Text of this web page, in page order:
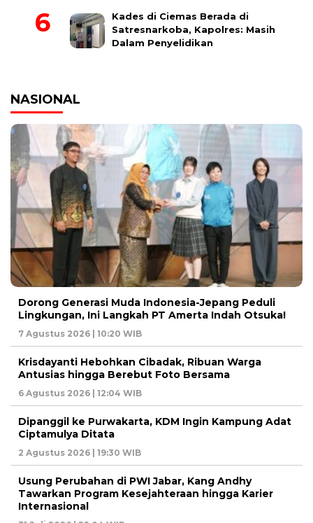
Kades di Ciemas Berada di
Satresnarkoba, Kapolres: Masih
Dalam Penyelidikan
NASIONAL
Dorong Generasi Muda Indonesia-Jepang Peduli
Lingkungan, Ini Langkah PT Amerta Indah Otsuka!
7 Agustus 2026 | 10:20 WIB
Krisdayanti Hebohkan Cibadak, Ribuan Warga
Antusias hingga Berebut Foto Bersama
6 Agustus 2026 | 12:04 WIB
Dipanggil ke Purwakarta, KDM Ingin Kampung Adat
Ciptamulya Ditata
2 Agustus 2026 | 19:30 WIB
Usung Perubahan di PWI Jabar, Kang Andhy
Tawarkan Program Kesejahteraan hingga Karier
Internasional